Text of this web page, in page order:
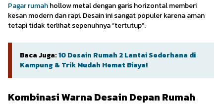
Pagar rumahhollow metal dengan garis horizontal memberi
kesan modern dan rapi. Desain ini sangat populer karena aman
tetapi tidak terlihat sepenuhnya “tertutup”.
Baca Juga:10 Desain Rumah 2 Lantai Sederhana di
Kampung & Trik Mudah Hemat Biaya!
Kombinasi Warna Desain Depan Rumah